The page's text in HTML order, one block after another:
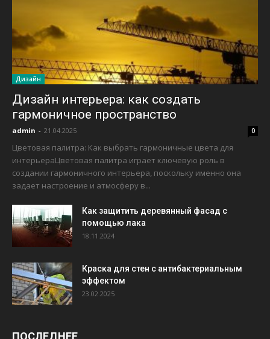
Дизайн
Дизайн интерьера: как создать
гармоничное пространство
admin - 21.04.2025 0
Цветовая палитра: Как выбрать гармоничные цвета для
интерьераЦветовая палитра играет ключевую роль в
создании гармоничного интерьера, поскольку именно она
задает настроение и атмосферу в...
Как защитить деревянный фасад с
помощью лака
18.11.2024
Краска для стен с антибактериальным
эффектом
23.02.2025
ПОСЛЕДНЕЕ